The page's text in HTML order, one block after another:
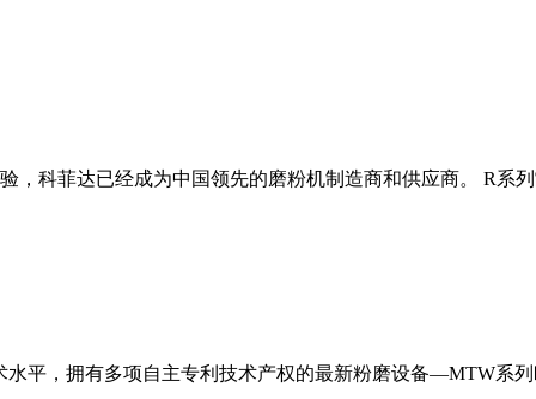
，科菲达已经成为中国领先的磨粉机制造商和供应商。 R系
平，拥有多项自主专利技术产权的最新粉磨设备—MTW系